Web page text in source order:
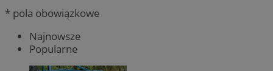
* pola obowiązkowe
Najnowsze
Popularne